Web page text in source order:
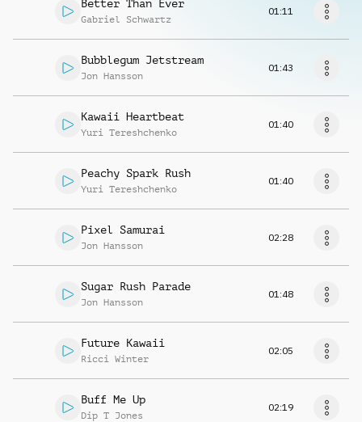
Better Than Ever
Gabriel Schwartz
01:11
Bubblegum Jetstream
Jon Hansson
01:43
Kawaii Heartbeat
Yuri Tereshchenko
01:40
Peachy Spark Rush
Yuri Tereshchenko
01:40
Pixel Samurai
Jon Hansson
02:28
Sugar Rush Parade
Jon Hansson
01:48
Future Kawaii
Ricci Winter
02:05
Buff Me Up
Dip T Jones
02:19